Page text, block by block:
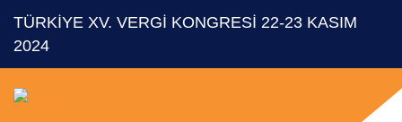
TÜRKİYE XV. VERGİ KONGRESİ 22-23 KASIM
2024